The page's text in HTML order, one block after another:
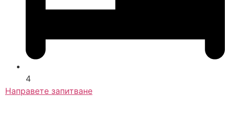
4
Направете запитване